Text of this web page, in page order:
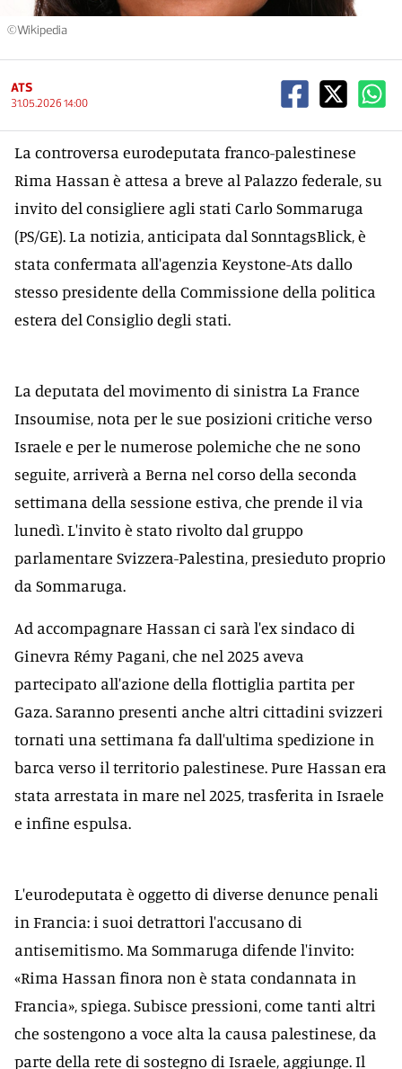
©Wikipedia
ATS
31.05.2026 14:00
La controversa eurodeputata franco-palestinese
Rima Hassan è attesa a breve al Palazzo federale, su
invito del consigliere agli stati Carlo Sommaruga
(PS/GE). La notizia, anticipata dal SonntagsBlick, è
stata confermata all'agenzia Keystone-Ats dallo
stesso presidente della Commissione della politica
estera del Consiglio degli stati.
La deputata del movimento di sinistra La France
Insoumise, nota per le sue posizioni critiche verso
Israele e per le numerose polemiche che ne sono
seguite, arriverà a Berna nel corso della seconda
settimana della sessione estiva, che prende il via
lunedì. L'invito è stato rivolto dal gruppo
parlamentare Svizzera-Palestina, presieduto proprio
da Sommaruga.
Ad accompagnare Hassan ci sarà l'ex sindaco di
Ginevra Rémy Pagani, che nel 2025 aveva
partecipato all'azione della flottiglia partita per
Gaza. Saranno presenti anche altri cittadini svizzeri
tornati una settimana fa dall'ultima spedizione in
barca verso il territorio palestinese. Pure Hassan era
stata arrestata in mare nel 2025, trasferita in Israele
e infine espulsa.
L'eurodeputata è oggetto di diverse denunce penali
in Francia: i suoi detrattori l'accusano di
antisemitismo. Ma Sommaruga difende l'invito:
«Rima Hassan finora non è stata condannata in
Francia», spiega. Subisce pressioni, come tanti altri
che sostengono a voce alta la causa palestinese, da
parte della rete di sostegno di Israele, aggiunge. Il